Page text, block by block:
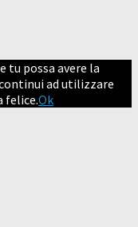
tu possa avere la
ad utilizzare
felice.Ok